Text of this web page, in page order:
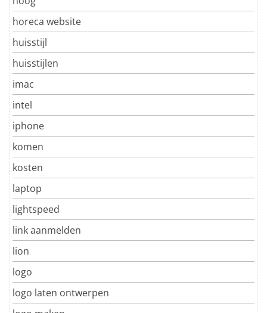
horeca website
huisstijl
huisstijlen
imac
intel
iphone
komen
kosten
laptop
lightspeed
link aanmelden
lion
logo
logo laten ontwerpen